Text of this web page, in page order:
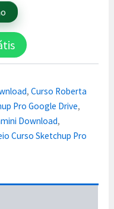
,Curso Roberta
Pro Google Drive,
Download,
Curso Sketchup Pro